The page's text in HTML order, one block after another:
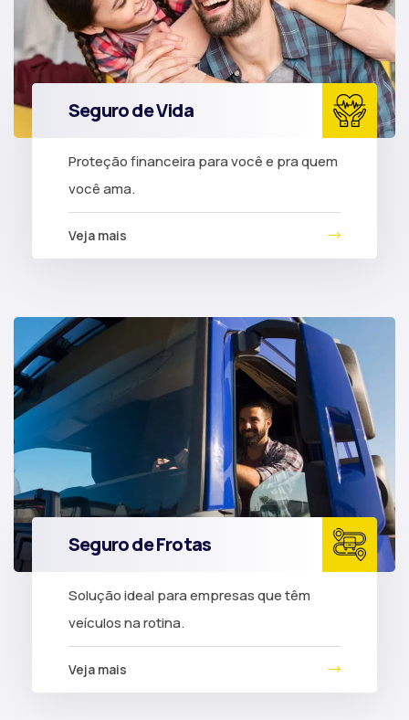
Seguro de Vida
Proteção financeira para você e pra quem
você ama.
Veja mais
Seguro de Frotas
Solução ideal para empresas que têm
veículos na rotina.
Veja mais